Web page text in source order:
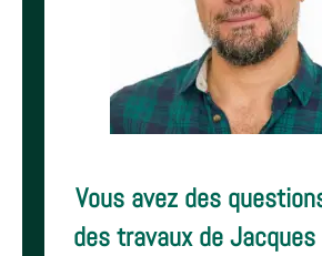
Vous avez des
des travaux de Jacques